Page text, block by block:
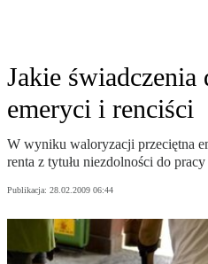
Jakie świadczenia
emeryci i renciści
W wyniku waloryzacji przeciętna
renta z tytułu niezdolności do
Publikacja: 28.02.2009 06:44